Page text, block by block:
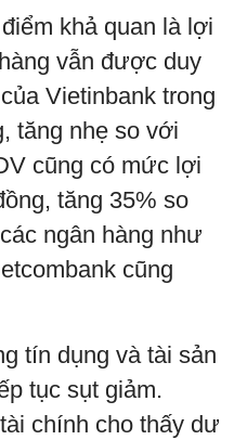
khả quan là lợi
vẫn được duy
Vietinbank trong
tăng nhẹ so với
cũng có mức lợi
tăng 35% so
ngân hàng như
cũng
tín dụng và tài sản
tục sụt giảm.
chính cho thấy dư